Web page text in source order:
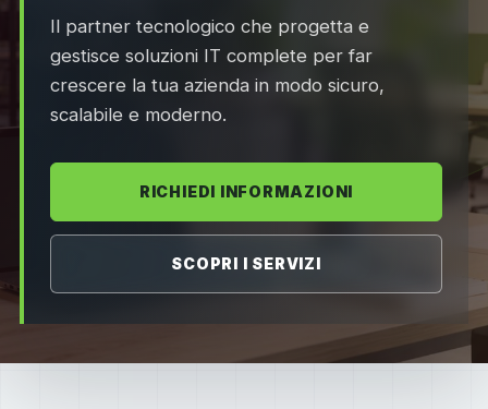
FAQ
Support
Il partner tecnologico che progetta e
gestisce soluzioni IT complete per far
crescere la tua azienda in modo sicuro,
scalabile e moderno.
RICHIEDI INFORMAZIONI
SCOPRI I SERVIZI